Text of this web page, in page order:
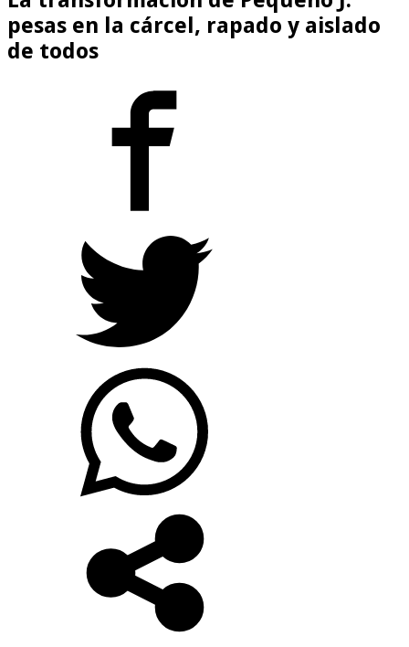
pesas en la cárcel, rapado y aislado
de todos